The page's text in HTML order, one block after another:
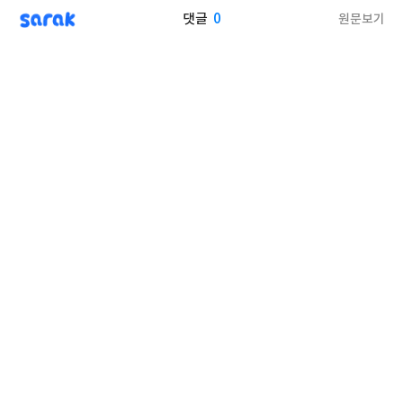
sarak 댓글 0 원문보기